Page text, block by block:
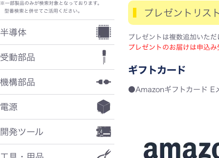
※一部製品のみが検索対象となっております。
型番検索と併せてご活用ください。
半導体
受動部品
機構部品
電源
開発ツール
プレゼントリス
プレゼントは複数追加いただ
プレゼントのお届けは申込
ギフトカード
Amazonギフトカード E